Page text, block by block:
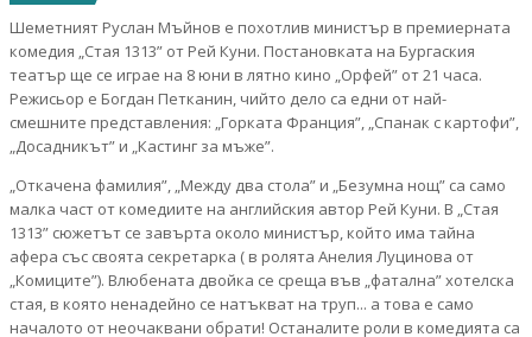
Шеметният Руслан Мъйнов е похотлив министър в премиерната
комедия „Стая 1313” от Рей Куни. Постановката на Бургаския
театър ще се играе на 8 юни в лятно кино „Орфей” от 21 часа.
Режисьор е Богдан Петканин, чийто дело са едни от най-
смешните представления: „Горката Франция”, „Спанак с картофи”,
„Досадникът” и „Кастинг за мъже”.
„Откачена фамилия”, „Между два стола” и „Безумна нощ” са само
малка част от комедиите на английския автор Рей Куни. В „Стая
1313” сюжетът се завърта около министър, който има тайна
афера със своята секретарка ( в ролята Анелия Луцинова от
„Комиците”). Влюбената двойка се среща във „фатална” хотелска
стая, в която ненадейно се натъкват на труп... а това е само
началото от неочаквани обрати! Останалите роли в комедията са